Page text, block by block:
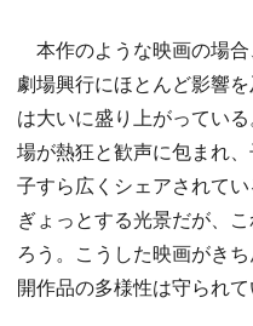
本作のような映画の場
劇場興行にほとんど影響
は大いに盛り上がってい
場が熱狂と歓声に包まれ
子すら広くシェアされて
ぎょっとする光景だが、
ろう。こうした映画がき
開作品の多様性は守られて